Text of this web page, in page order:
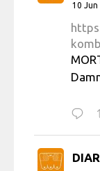
10 Jun